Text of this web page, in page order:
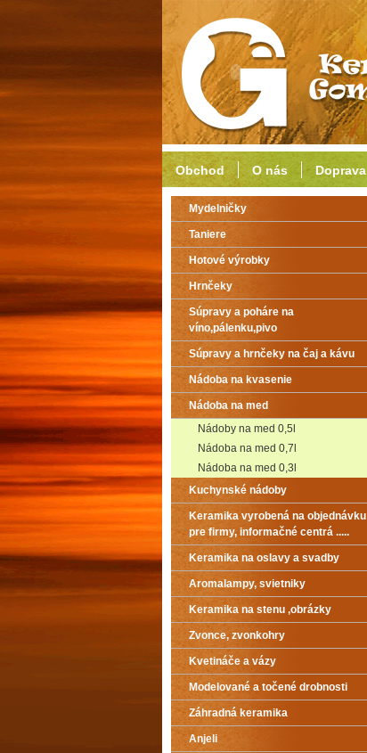
Mydelničky
Taniere
Hotové výrobky
Hrnčeky
Súpravy a poháre na
víno,pálenku,pivo
Súpravy a hrnčeky na čaj a kávu
Nádoba na kvasenie
Nádoba na med
Nádoby na med 0,5l
Nádoba na med 0,7l
Nádoba na med 0,3l
Kuchynské nádoby
Keramika vyrobená na objednávku
pre firmy, informačné centrá .....
Keramika na oslavy a svadby
Aromalampy, svietniky
Keramika na stenu ,obrázky
Zvonce, zvonkohry
Kvetináče a vázy
Modelované a točené drobnosti
Záhradná keramika
Anjeli
Obchod O nás Doprava